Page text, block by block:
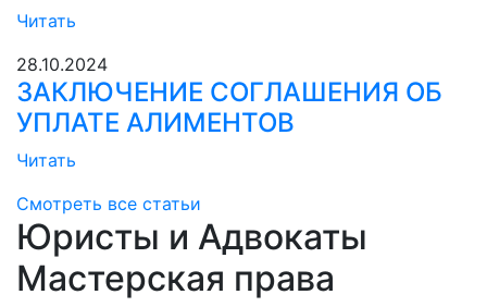
Читать
28.10.2024
ЗАКЛЮЧЕНИЕ СОГЛАШЕНИЯ ОБ
УПЛАТЕ АЛИМЕНТОВ
Читать
Смотреть все статьи
Юристы и Адвокаты
Мастерская права